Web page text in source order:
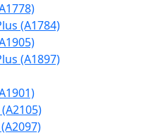
(A1784)
(A1897)